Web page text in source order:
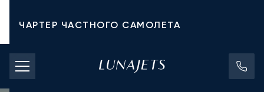
ЧАРТЕР ЧАСТНОГО САМОЛЕТА
СТОИМОСТЬ ЧАРТЕРА
ЧАСТНЫЕ САМОЛЕТЫ